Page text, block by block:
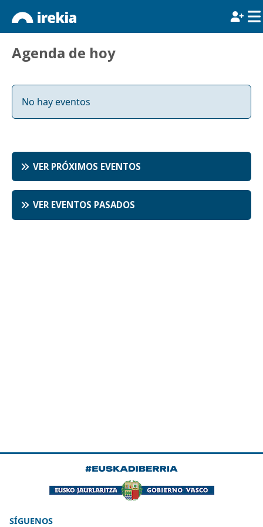
Agenda de hoy
No hay eventos
VER PRÓXIMOS EVENTOS
VER EVENTOS PASADOS
SÍGUENOS